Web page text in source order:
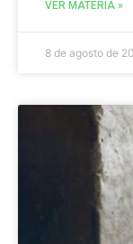
VER MATÉRIA »
8 de agosto de